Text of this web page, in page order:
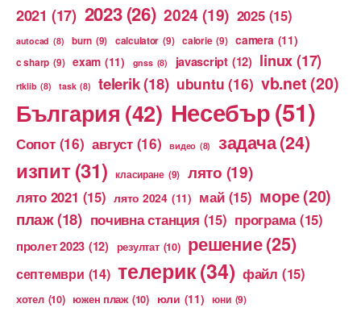
2021 (17) 2023 (26) 2024 (19) 2025 (15)
autocad (8) burn (9) calculator (9) calorie (9) camera (11)
c sharp (9) exam (11) gnss (8) javascript (12) linux(17)
rtklib (8) task (8) telerik(18) ubuntu (16) vb.net(20)
България (42) Несебър(51)
Сопот (16) август (16) видео (8) задача(24)
изпит (31) класиране (9) лято (19)
лято 2021 (15) лято 2024 (11) май (15) море(20)
плаж(18) почивна станция (15) програма (15)
пролет 2023 (12) резултат (10) решение(25)
септември (14) телерик(34) файл (15)
хотел (10) южен плаж (10) юли (11) юни (9)